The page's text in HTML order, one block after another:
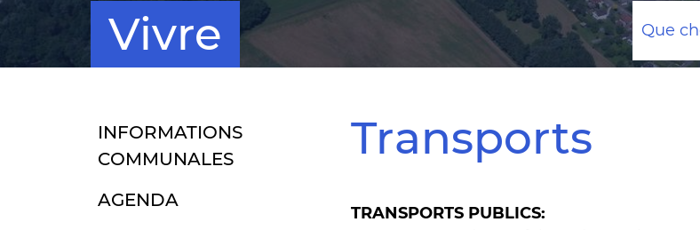
Vivre
Mots
clés
INFORMATIONS
COMMUNALES
AGENDA
Transports
TRANSPORTS PUBLICS: